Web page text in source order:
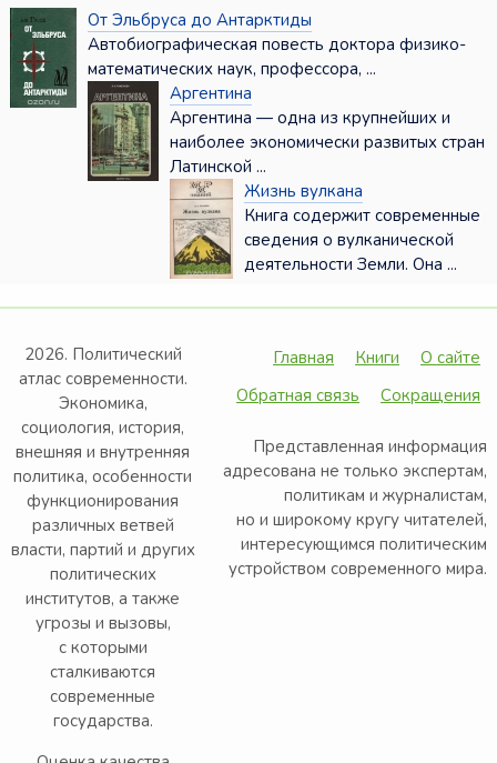
От Эльбруса до Антарктиды
Автобиографическая повесть доктора физико-
математических наук, профессора, ...
Аргентина
Аргентина — одна из крупнейших и
наиболее экономически развитых стран
Латинской ...
Жизнь вулкана
Книга содержит современные
сведения о вулканической
деятельности Земли. Она ...
2026. Политический
атлас современности.
Экономика,
социология, история,
внешняя и внутренняя
политика, особенности
функционирования
различных ветвей
власти, партий и других
политических
институтов, а также
угрозы и вызовы,
с которыми
сталкиваются
современные
государства.
Главная Книги
О сайте
Обратная связь
Сокращения
Представленная информация
адресована не только экспертам,
политикам и журналистам,
но и широкому кругу читателей,
интересующимся политическим
устройством современного мира.